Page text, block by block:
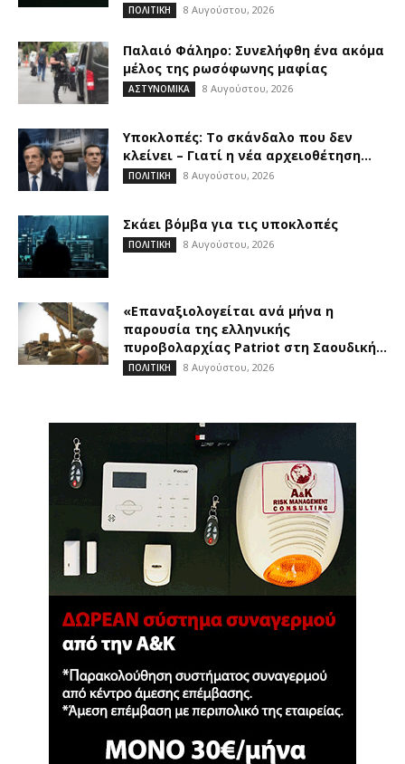
ΠΟΛΙΤΙΚΗ 8 Αυγούστου, 2026
Παλαιό Φάληρο: Συνελήφθη ένα ακόμα
μέλος της ρωσόφωνης μαφίας
ΑΣΤΥΝΟΜΙΚΑ 8 Αυγούστου, 2026
Υποκλοπές: Το σκάνδαλο που δεν
κλείνει – Γιατί η νέα αρχειοθέτηση...
ΠΟΛΙΤΙΚΗ 8 Αυγούστου, 2026
Σκάει βόμβα για τις υποκλοπές
ΠΟΛΙΤΙΚΗ 8 Αυγούστου, 2026
«Επαναξιολογείται ανά μήνα η
παρουσία της ελληνικής
πυροβολαρχίας Patriot στη Σαουδική...
ΠΟΛΙΤΙΚΗ 8 Αυγούστου, 2026